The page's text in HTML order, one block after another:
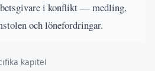
i konflikt — medling,
och lönefordringar.
kapitel